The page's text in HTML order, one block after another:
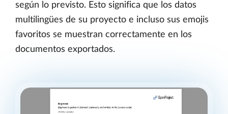
según lo previsto. Esto significa que los datos
multilingües de su proyecto e incluso sus emojis
favoritos se muestran correctamente en los
documentos exportados.